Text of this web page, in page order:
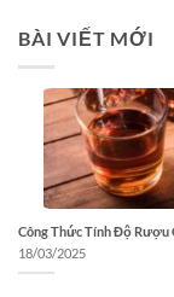
BÀI VIẾT MỚI
Công Thức Tính Độ Rượu
18/03/2025